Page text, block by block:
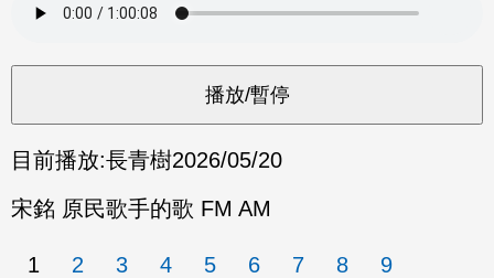
目前播放:長青樹2026/05/20
宋銘 原民歌手的歌 FM AM
1 2 3 4 5 6 7 8 9